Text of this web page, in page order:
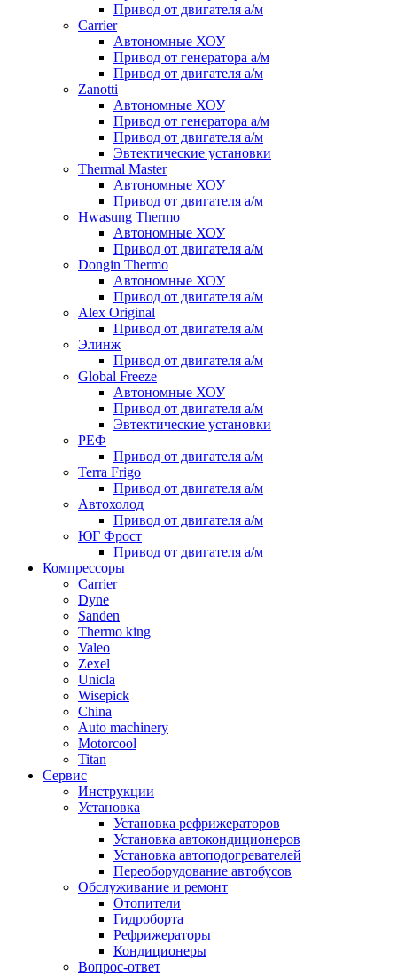
Привод от двигателя а/м
Carrier
Автономные ХОУ
Привод от генератора а/м
Привод от двигателя а/м
Zanotti
Автономные ХОУ
Привод от генератора а/м
Привод от двигателя а/м
Эвтектические установки
Thermal Master
Автономные ХОУ
Привод от двигателя а/м
Hwasung Thermo
Автономные ХОУ
Привод от двигателя а/м
Dongin Thermo
Автономные ХОУ
Привод от двигателя а/м
Alex Original
Привод от двигателя а/м
Элинж
Привод от двигателя а/м
Global Freeze
Автономные ХОУ
Привод от двигателя а/м
Эвтектические установки
РЕФ
Привод от двигателя а/м
Terra Frigo
Привод от двигателя а/м
Автохолод
Привод от двигателя а/м
ЮГ Фрост
Привод от двигателя а/м
Компрессоры
Carrier
Dyne
Sanden
Thermo king
Valeo
Zexel
Unicla
Wisepick
China
Auto machinery
Motorcool
Titan
Сервис
Инструкции
Установка
Установка рефрижераторов
Установка автокондиционеров
Установка автоподогревателей
Переоборудование автобусов
Обслуживание и ремонт
Отопители
Гидроборта
Рефрижераторы
Кондиционеры
Вопрос-ответ